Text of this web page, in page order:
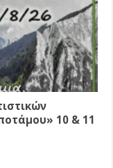
10 & 11